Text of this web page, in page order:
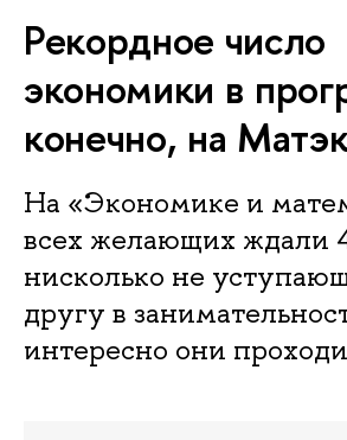
Рекордное число
экономики в
конечно, на
На «Экономике и
всех желающих ждали
нисколько не
другу в
интересно они